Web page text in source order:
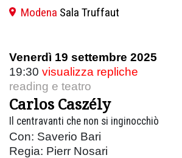
Modena Sala Truffaut
Venerdì 19 settembre 2025
19:30 visualizza repliche
reading e teatro
Carlos Caszély
Il centravanti che non si inginocchiò
Con: Saverio Bari
Regia: Pierr Nosari